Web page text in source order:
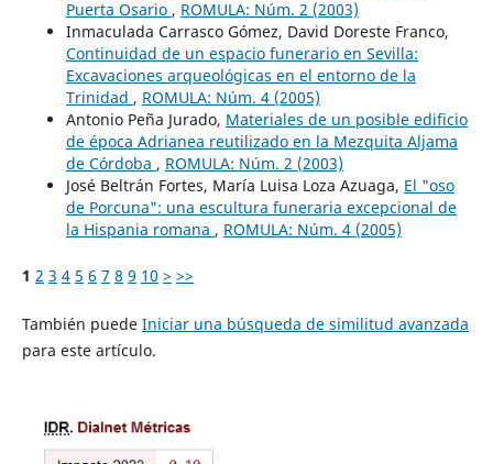
Puerta Osario , ROMULA: Núm. 2 (2003)
Inmaculada Carrasco Gómez, David Doreste Franco,
Continuidad de un espacio funerario en Sevilla:
Excavaciones arqueológicas en el entorno de la
Trinidad , ROMULA: Núm. 4 (2005)
Antonio Peña Jurado, Materiales de un posible edificio
de época Adrianea reutilizado en la Mezquita Aljama
de Córdoba , ROMULA: Núm. 2 (2003)
José Beltrán Fortes, María Luisa Loza Azuaga, El "oso
de Porcuna": una escultura funeraria excepcional de
la Hispania romana , ROMULA: Núm. 4 (2005)
1 2 3 4 5 6 7 8 9 10 > >>
También puede Iniciar una búsqueda de similitud avanzada
para este artículo.